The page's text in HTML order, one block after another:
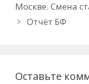
Москве. Смена
Отчёт БФ
Оставьте